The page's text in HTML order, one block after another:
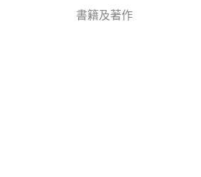
書籍及著作